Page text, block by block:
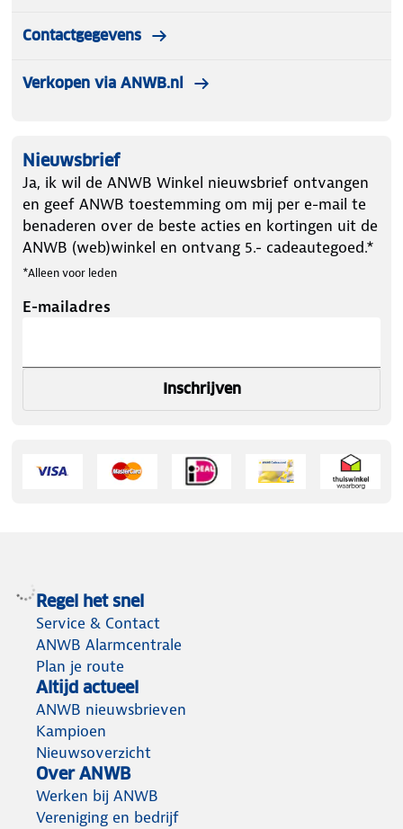
Contactgegevens
Verkopen via ANWB.nl
Nieuwsbrief
Ja, ik wil de ANWB Winkel nieuwsbrief ontvangen
en geef ANWB toestemming om mij per e-mail te
benaderen over de beste acties en kortingen uit de
ANWB (web)winkel en ontvang 5.- cadeautegoed.*
*Alleen voor leden
E-mailadres
Inschrijven
Regel het snel
Service & Contact
ANWB Alarmcentrale
Plan je route
Altijd actueel
ANWB nieuwsbrieven
Kampioen
Nieuwsoverzicht
Over ANWB
Werken bij ANWB
Vereniging en bedrijf